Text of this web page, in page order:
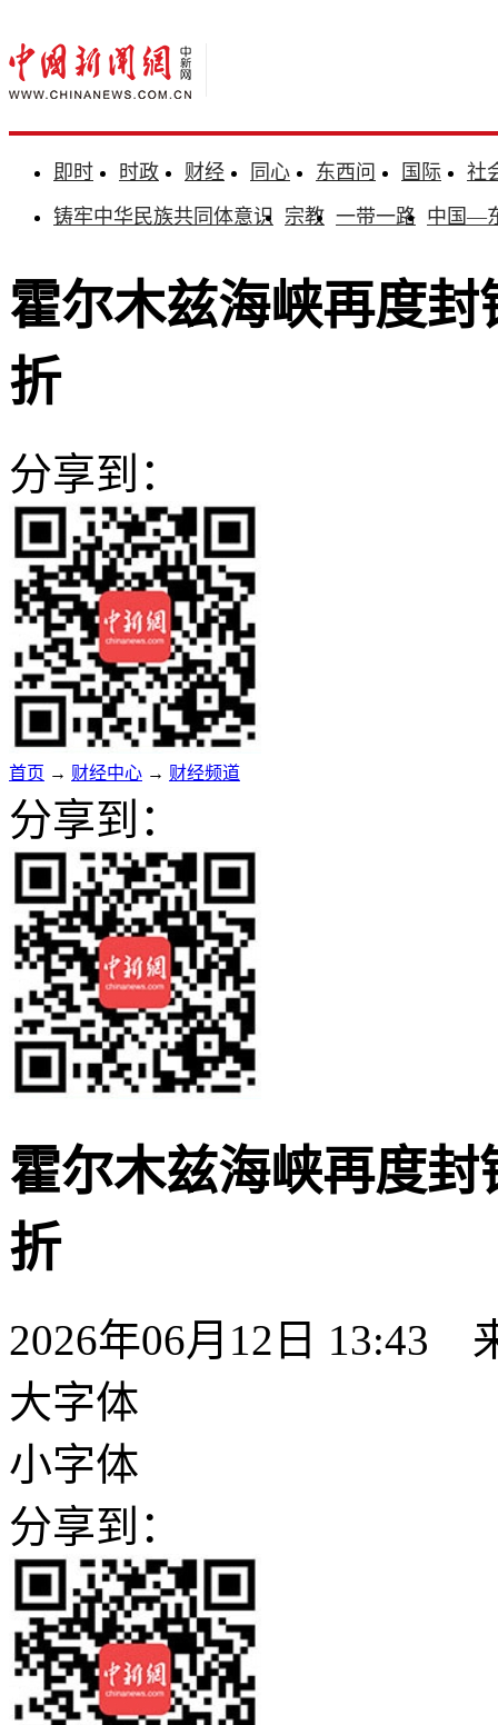
即时 时政 财经 同心 东西问 国际
社
铸牢中华民族共同体意识 宗教 一带一路 中国—
霍尔木兹海峡再度
折
分享到：
首页 → 财经中心 → 财经频道
分享到：
霍尔木兹海峡再度
折
2026年06月12日 13:43
大字体
小字体
分享到：